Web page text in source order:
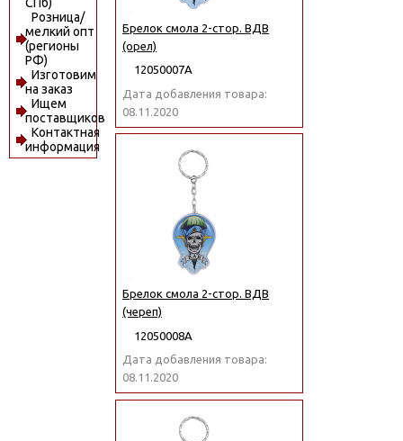
Розница/
мелкий опт
(регионы
РФ)
Изготовим
на заказ
Ищем
поставщиков
Контактная
информация
Брелок смола 2-стор. ВДВ
(орел)
12050007А
Дата добавления товара:
08.11.2020
Брелок смола 2-стор. ВДВ
(череп)
12050008А
Дата добавления товара:
08.11.2020